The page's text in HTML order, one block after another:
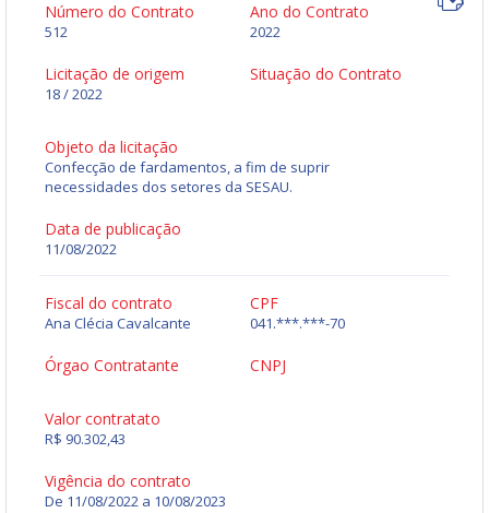
Número do Contrato
512
Ano do Contrato
2022
Licitação de origem
18 / 2022
Situação do Contrato
Objeto da licitação
Confecção de fardamentos, a fim de suprir
necessidades dos setores da SESAU.
Data de publicação
11/08/2022
Fiscal do contrato
Ana Clécia Cavalcante
CPF
041.***.***-70
Órgao Contratante CNPJ
Valor contratato
R$ 90.302,43
Vigência do contrato
De 11/08/2022 a 10/08/2023